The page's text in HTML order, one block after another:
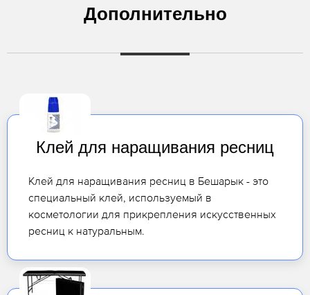
Дополнительно
Клей для наращивания ресниц
Клей для наращивания ресниц в Бешарык - это
специальный клей, используемый в
косметологии для прикрепления искусственных
ресниц к натуральным.